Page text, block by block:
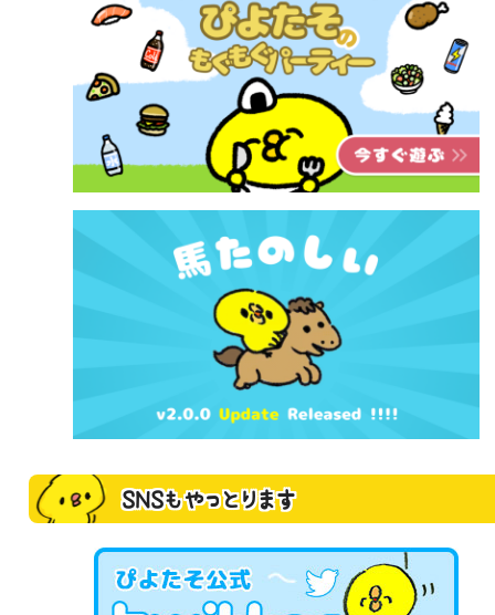
SNSもやっとります